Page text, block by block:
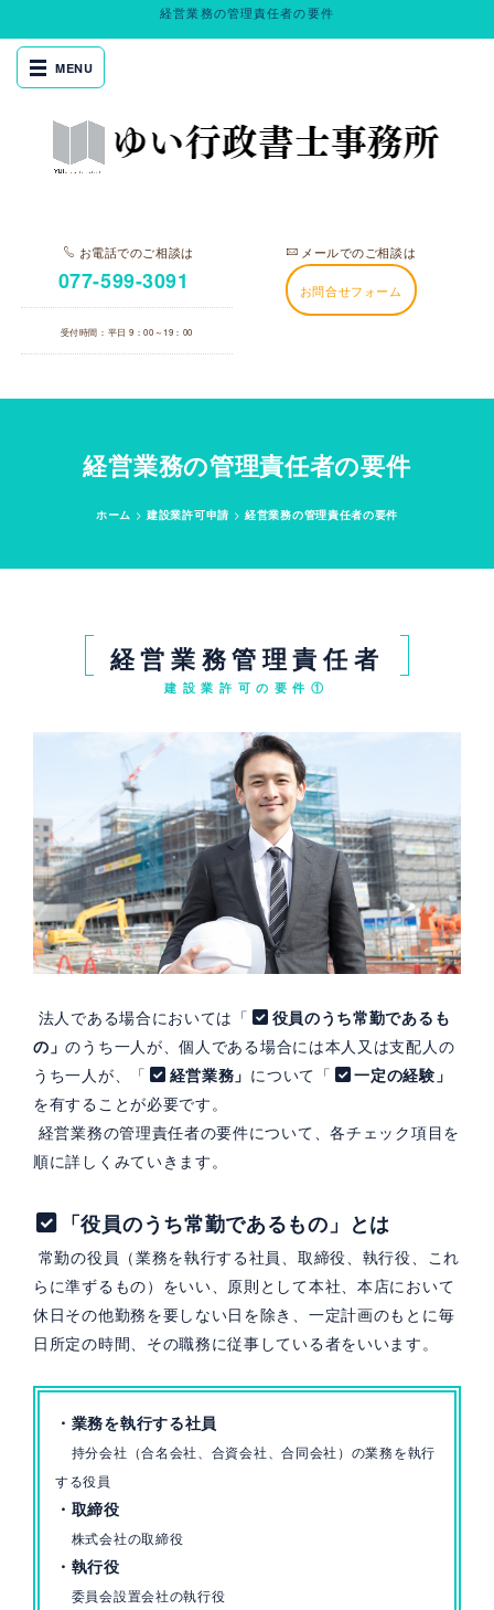
経営業務の管理責任者の要件
お電話でのご相談は
077-599-3091
受付時間：平日 9：00～19：00
メールでのご相談は
お問合せフォーム
経営業務の管理責任者の要件
ホーム >建設業許可申請 >経営業務の管理責任者の要件
経営業務管理責任者
建設業許可の要件①
法人である場合においては「
役員のうち常勤であるも
の」のうち一人が、個人である場合には本人又は支配人の
うち一人が、「
経営業務」 について「
一定の経験」
を有することが必要です。
経営業務の管理責任者の要件について、各チェック項目を
順に詳しくみていきます。
「役員のうち常勤であるもの」とは
常勤の役員（業務を執行する社員、取締役、執行役、これ
らに準ずるもの）をいい、原則として本社、本店において
休日その他勤務を要しない日を除き、一定計画のもとに毎
日所定の時間、その職務に従事している者をいいます。
・業務を執行する社員
持分会社（合名会社、合資会社、合同会社）の業務を執行
する役員
・取締役
株式会社の取締役
・執行役
委員会設置会社の執行役